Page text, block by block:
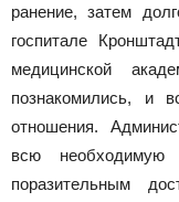
ранение, затем
госпитале
медицинской
познакомились, и
отношения.
всю
поразительным